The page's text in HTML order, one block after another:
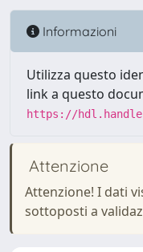
Informazioni
Utilizza questo
link a questo
https://
Attenzione
Attenzione! I dati
sottoposti a